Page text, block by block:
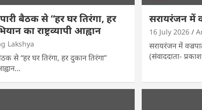
बैठक से “हर घर तिरंगा, हर
का राष्ट्रव्यापी आह्वान
Lakshya
से “हर घर तिरंगा, हर दुकान तिरंगा”
सरायरंजन में
16 July 2026
सरायरंजन में
(संवाददाता-